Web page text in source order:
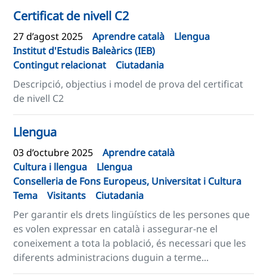
Certificat de nivell C2
27 d’agost 2025 Aprendre català
Llengua
Institut d'Estudis Baleàrics (IEB)
Contingut relacionat
Ciutadania
Descripció, objectius i model de prova del certificat
de nivell C2
Llengua
03 d’octubre 2025
Aprendre català
Cultura i llengua
Llengua
Conselleria de Fons Europeus, Universitat i Cultura
Tema
Visitants
Ciutadania
Per garantir els drets lingüístics de les persones que
es volen expressar en català i assegurar-ne el
coneixement a tota la població, és necessari que les
diferents administracions duguin a terme...